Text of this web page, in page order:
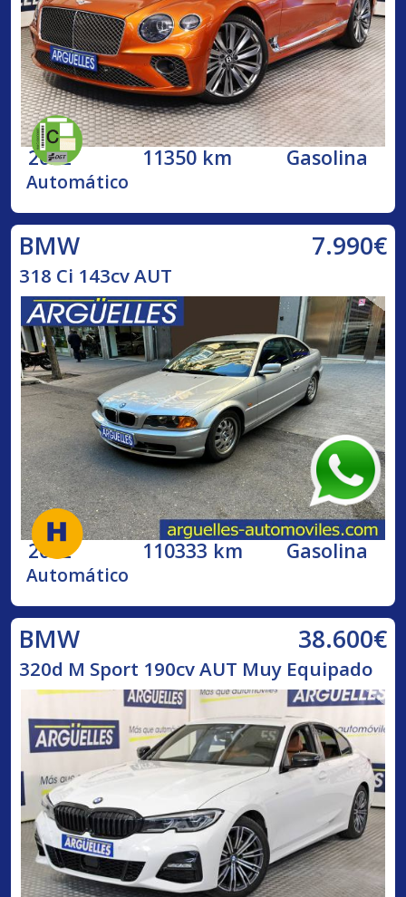
2022 11350 km Gasolina
Automático
BMW 7.990€
318 Ci 143cv AUT
2002 110333 km Gasolina
Automático
BMW 38.600€
320d M Sport 190cv AUT Muy Equipado